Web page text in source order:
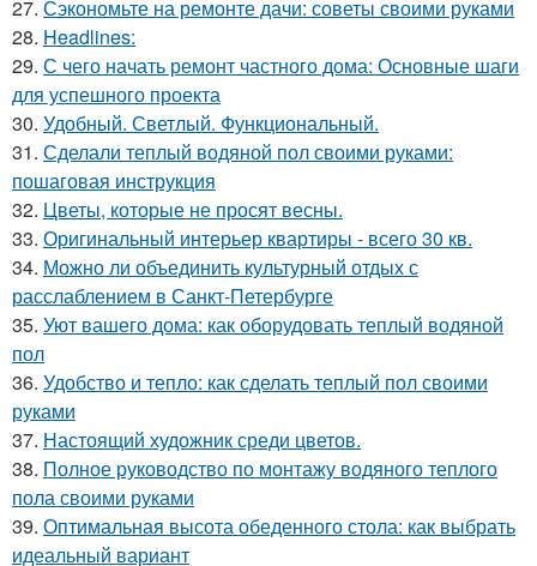
27. Сэкономьте на ремонте дачи: советы своими руками
28. Headlines:
29. С чего начать ремонт частного дома: Основные шаги
для успешного проекта
30. Удобный. Светлый. Функциональный.
31. Сделали теплый водяной пол своими руками:
пошаговая инструкция
32. Цветы, которые не просят весны.
33. Оригинальный интерьер квартиры - всего 30 кв.
34. Можно ли объединить культурный отдых с
расслаблением в Санкт-Петербурге
35. Уют вашего дома: как оборудовать теплый водяной
пол
36. Удобство и тепло: как сделать теплый пол своими
руками
37. Настоящий художник среди цветов.
38. Полное руководство по монтажу водяного теплого
пола своими руками
39. Оптимальная высота обеденного стола: как выбрать
идеальный вариант